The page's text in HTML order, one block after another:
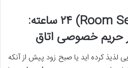
خدمات اتاق (Room Service) ۲۴ ساعته:
حریم خصوصی اتاق
کرده اید یا صبح زود پیش از آنکه